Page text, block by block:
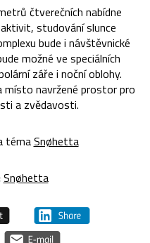
čtverečních nabídne
studování slunce
bude i návštěvnické
možné ve speciálních
záře i noční oblohy.
místo navržené prostor pro
a zvědavosti.
témaSnøhetta
Snøhetta